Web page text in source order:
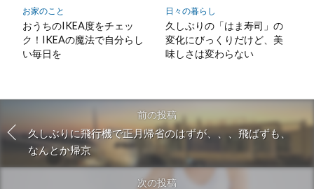
お家のこと
おうちのIKEA度をチェッ
ク！IKEAの魔法で自分らし
い毎日を
日々の暮らし
久しぶりの「はま寿司」の
変化にびっくりだけど、美
味しさは変わらない
前の投稿
久しぶりに飛行機で正月帰省のはずが、、、飛ばずも、
なんとか帰京
次の投稿